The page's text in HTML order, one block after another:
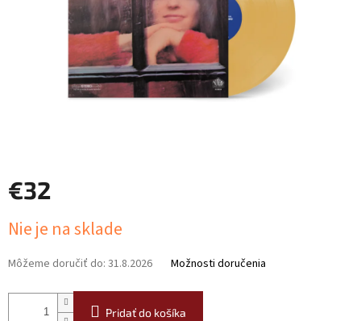
€32
cena:
Nie je na sklade
Môžeme doručiť do: 31.8.2026 Možnosti doručenia
Pridať do košíka